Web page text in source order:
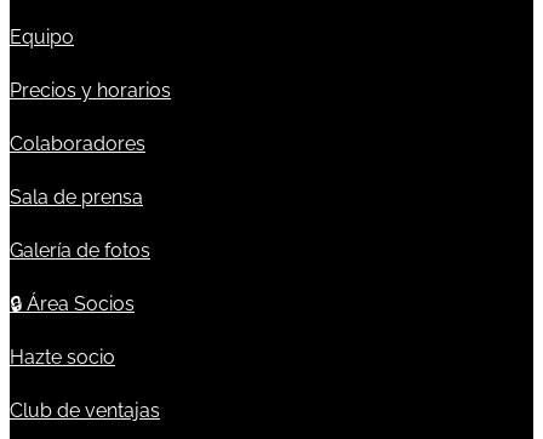
Equipo
Precios y horarios
Colaboradores
Sala de prensa
Galería de fotos
🔒 Área Socios
Hazte socio
Club de ventajas